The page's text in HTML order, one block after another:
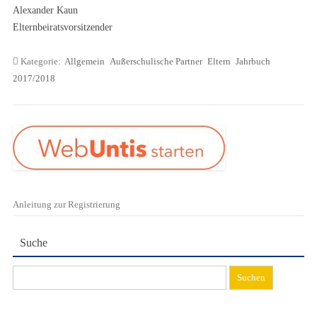
Alexander Kaun
Elternbeiratsvorsitzender
Kategorie: Allgemein Außerschulische Partner Eltern Jahrbuch
2017/2018
Anleitung zur Registrierung
Suche
nach: